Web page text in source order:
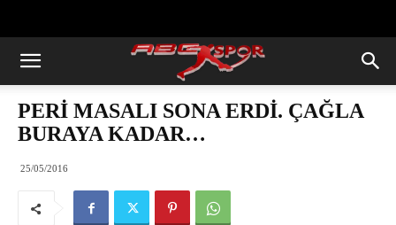
PERİ MASALI SONA ERDİ. ÇAĞLA
BURAYA KADAR…
25/05/2016